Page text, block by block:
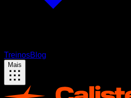
TreinosBlog
Mais